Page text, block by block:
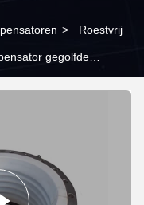
> Roestvrij
gegolfde